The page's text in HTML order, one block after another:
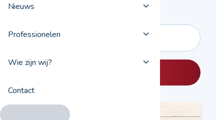
Nieuws
Professionelen
Wie zijn wij?
Contact
Mazout